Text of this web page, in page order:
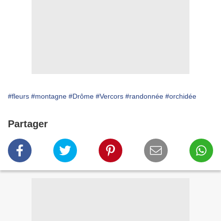
#fleurs #montagne #Drôme #Vercors #randonnée #orchidée
Partager